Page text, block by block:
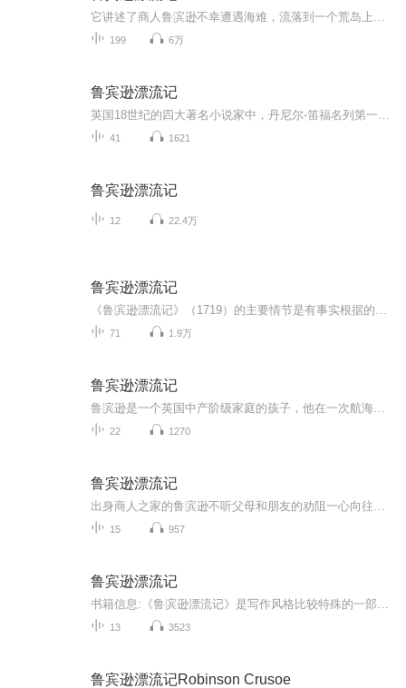
199 6万
鲁宾逊漂流记
41 1621
鲁宾逊漂流记
12 22.4万
鲁宾逊漂流记
71 1.9万
鲁宾逊漂流记
22 1270
鲁宾逊漂流记
15 957
鲁宾逊漂流记
13 3523
鲁宾逊漂流记Robinson Crusoe